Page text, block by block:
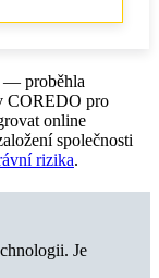
— proběhla
COREDO pro
online
společnosti
rizika.
Je